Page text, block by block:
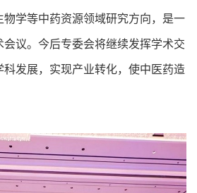
学等中药资源领域研究方向，是一
议。今后专委会将继续发挥学术交
发展，实现产业转化，使中医药造